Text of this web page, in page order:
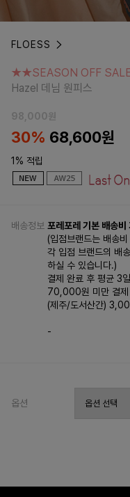
FLOESS
Hazel 데님 원피스
★★SEASON OFF
Hazel 데님 원피스
98,000원
30% 68,600원
1% 적립
배송정보 포레포레 기본 배송비
(입점브랜드는 배송
각 입점 브랜드의 배
하실 수 있습니다.)
결제 완료 후 평균 3
70,000원 미만 결
(제주/도서산간)
-
옵션